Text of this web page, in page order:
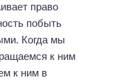
право
побыть
Когда мы
к ним
к ним в